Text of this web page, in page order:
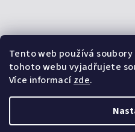
Tento web používá
tohoto webu vyjadřujete
Více informacízde.
Přijímáme online